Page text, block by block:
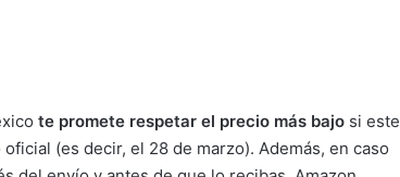
te promete respetar el precio más bajo si este
(es decir, el 28 de marzo). Además, en caso